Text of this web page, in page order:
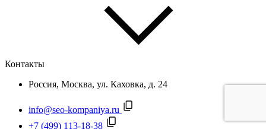
Контакты
Россия, Москва, ул. Каховка, д. 24
info@seo-kompaniya.ru
+7 (499) 113-18-38